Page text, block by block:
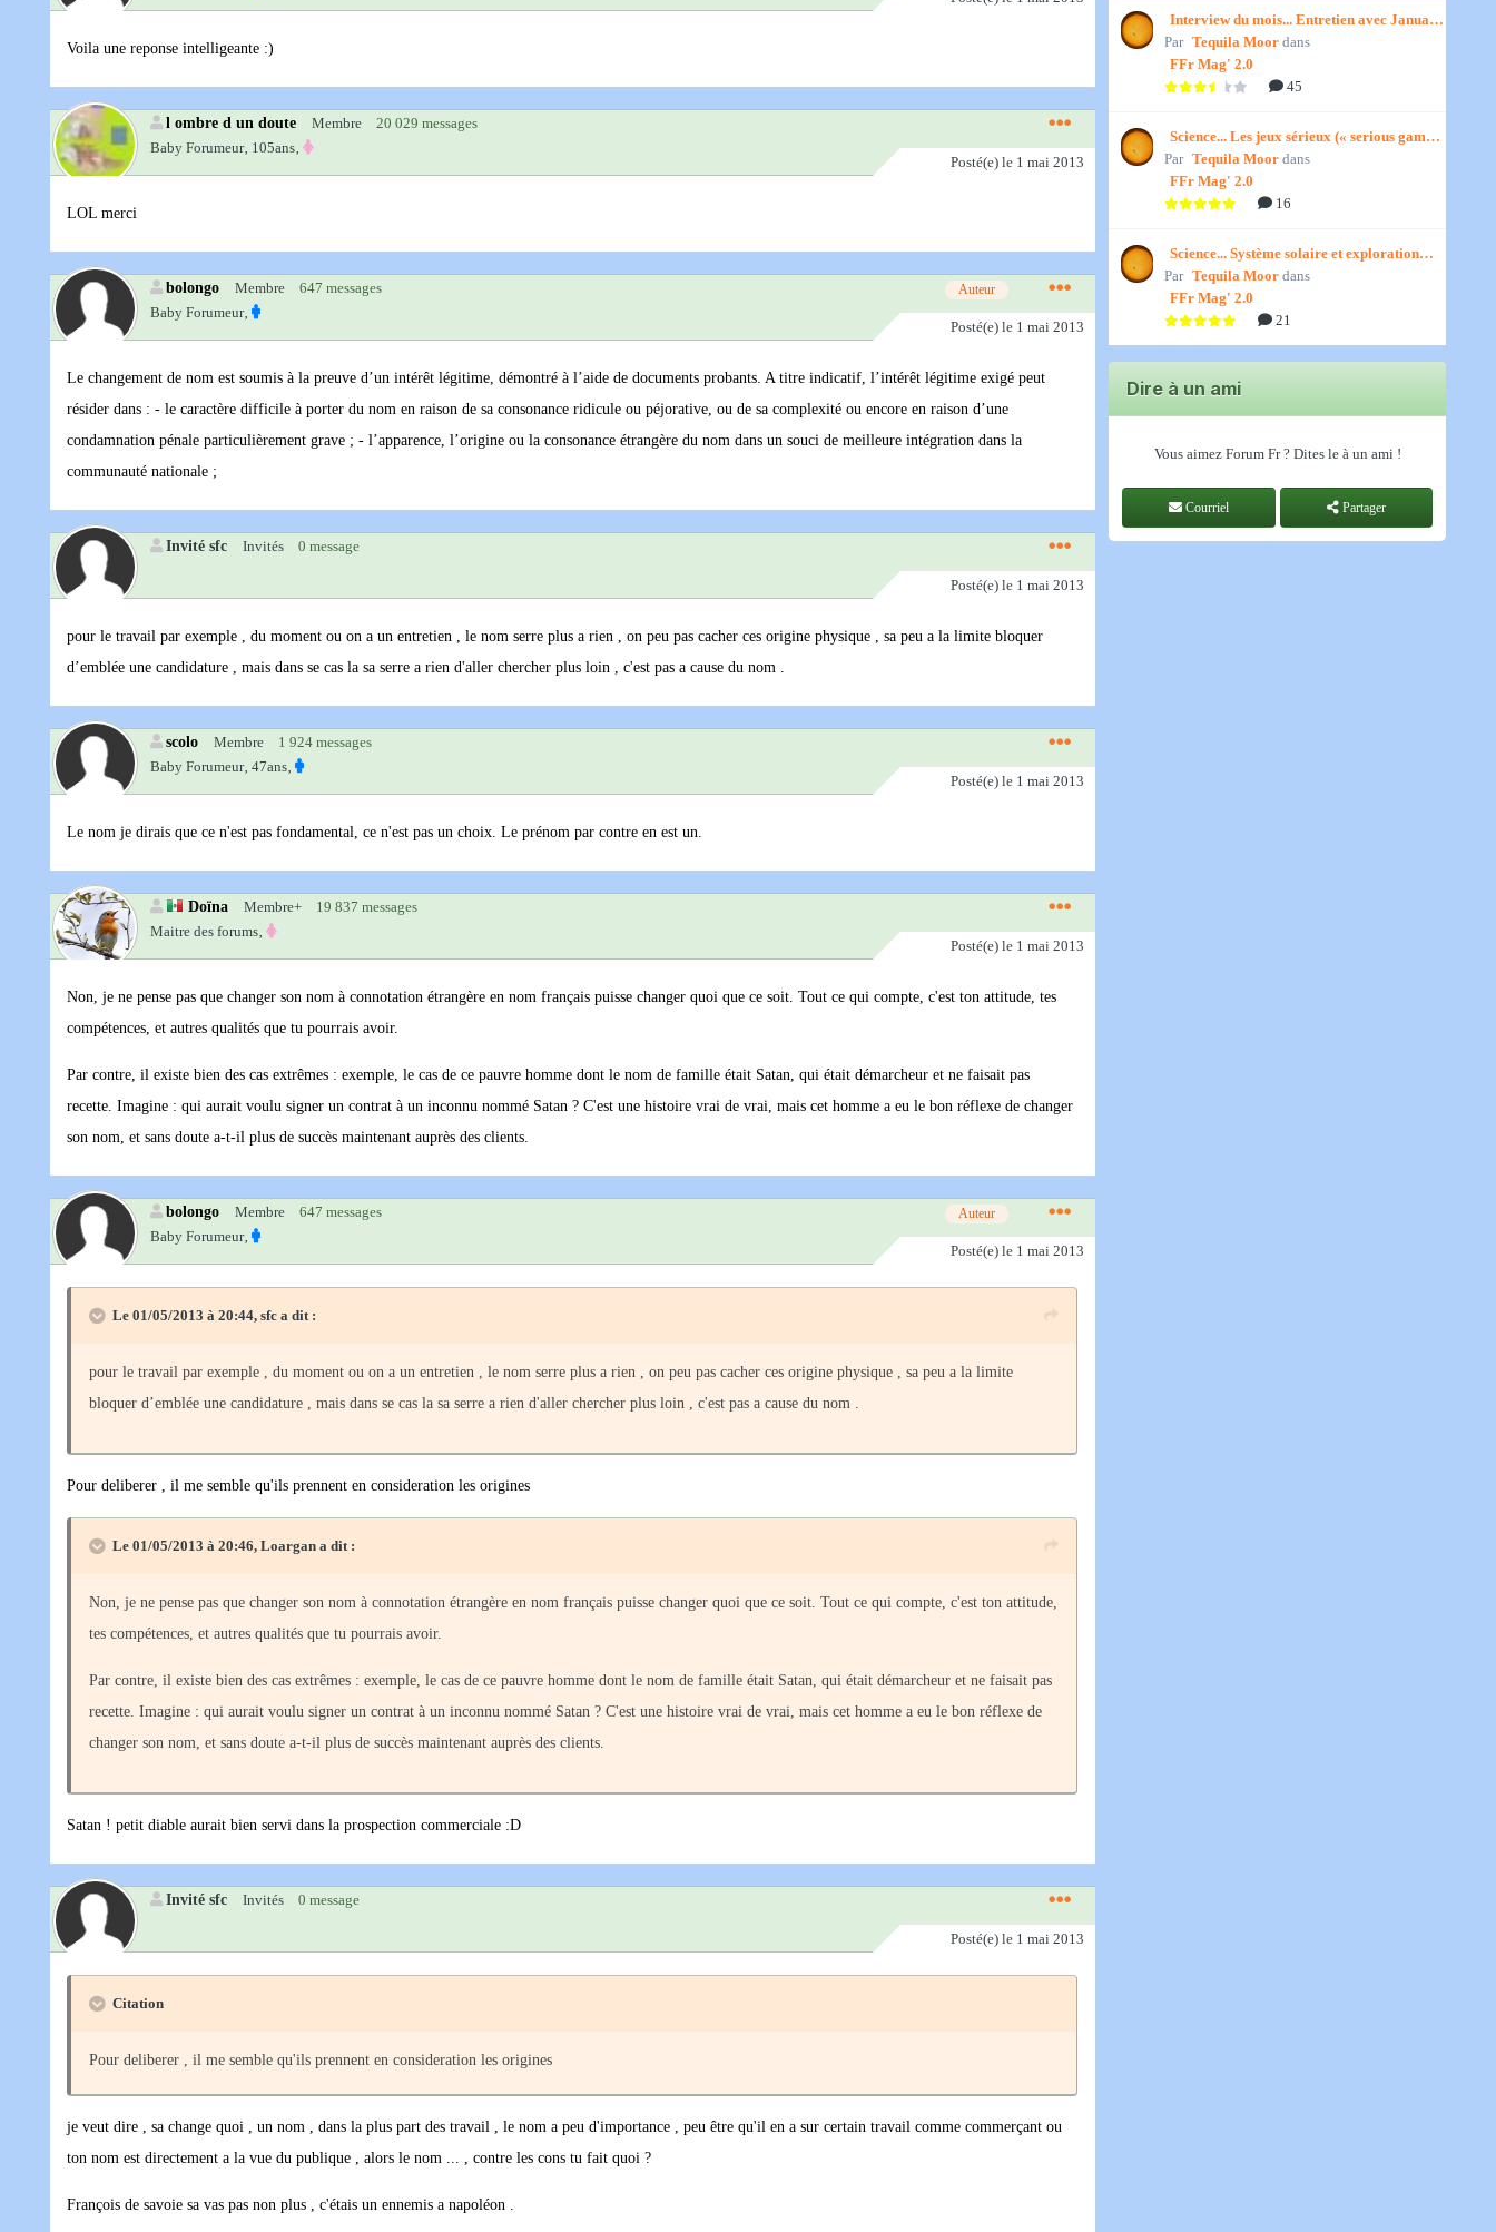
Voila une reponse intelligeante :)
l ombre d un doute Membre
20 029 messages
Baby Forumeur‚ 105ans‚
Posté(e) le 1 mai 2013
LOL merci
bolongo Membre 647 messages Auteur
Baby Forumeur‚
Posté(e) le 1 mai 2013
Le changement de nom est soumis à la preuve d’un intérêt légitime, démontré à l’aide de documents probants. A titre indicatif, l’intérêt légitime exigé peut
résider dans : - le caractère difficile à porter du nom en raison de sa consonance ridicule ou péjorative, ou de sa complexité ou encore en raison d’une
condamnation pénale particulièrement grave ; - l’apparence, l’origine ou la consonance étrangère du nom dans un souci de meilleure intégration dans la
communauté nationale ;
Invité sfc Invités 0 message
Posté(e) le 1 mai 2013
pour le travail par exemple , du moment ou on a un entretien , le nom serre plus a rien , on peu pas cacher ces origine physique , sa peu a la limite bloquer
d’emblée une candidature , mais dans se cas la sa serre a rien d'aller chercher plus loin , c'est pas a cause du nom .
scolo Membre
1 924 messages
Baby Forumeur‚ 47ans‚
Posté(e) le 1 mai 2013
Le nom je dirais que ce n'est pas fondamental, ce n'est pas un choix. Le prénom par contre en est un.
Doïna Membre+
19 837 messages
Maitre des forums‚
Posté(e) le 1 mai 2013
Non, je ne pense pas que changer son nom à connotation étrangère en nom français puisse changer quoi que ce soit. Tout ce qui compte, c'est ton attitude, tes
compétences, et autres qualités que tu pourrais avoir.
Par contre, il existe bien des cas extrêmes : exemple, le cas de ce pauvre homme dont le nom de famille était Satan, qui était démarcheur et ne faisait pas
recette. Imagine : qui aurait voulu signer un contrat à un inconnu nommé Satan ? C'est une histoire vrai de vrai, mais cet homme a eu le bon réflexe de changer
son nom, et sans doute a-t-il plus de succès maintenant auprès des clients.
bolongo Membre 647 messages Auteur
Baby Forumeur‚
Posté(e) le 1 mai 2013
Le 01/05/2013 à 20:44, sfc a dit :
pour le travail par exemple , du moment ou on a un entretien , le nom serre plus a rien , on peu pas cacher ces origine physique , sa peu a la limite
bloquer d’emblée une candidature , mais dans se cas la sa serre a rien d'aller chercher plus loin , c'est pas a cause du nom .
Pour deliberer , il me semble qu'ils prennent en consideration les origines
Le 01/05/2013 à 20:46, Loargan a dit :
Non, je ne pense pas que changer son nom à connotation étrangère en nom français puisse changer quoi que ce soit. Tout ce qui compte, c'est ton attitude,
tes compétences, et autres qualités que tu pourrais avoir.
Par contre, il existe bien des cas extrêmes : exemple, le cas de ce pauvre homme dont le nom de famille était Satan, qui était démarcheur et ne faisait pas
recette. Imagine : qui aurait voulu signer un contrat à un inconnu nommé Satan ? C'est une histoire vrai de vrai, mais cet homme a eu le bon réflexe de
changer son nom, et sans doute a-t-il plus de succès maintenant auprès des clients.
Satan ! petit diable aurait bien servi dans la prospection commerciale :D
Invité sfc Invités 0 message
Posté(e) le 1 mai 2013
Citation
Pour deliberer , il me semble qu'ils prennent en consideration les origines
je veut dire , sa change quoi , un nom , dans la plus part des travail , le nom a peu d'importance , peu être qu'il en a sur certain travail comme commerçant ou
ton nom est directement a la vue du publique , alors le nom ... , contre les cons tu fait quoi ?
François de savoie sa vas pas non plus , c'étais un ennemis a napoléon .
Interview du mois... Entretien avec January,
par Titenath
Par Tequila Moor dans
FFr Mag' 2.0
45
Science... Les jeux sérieux (« serious games
») par Jedino
Par Tequila Moor dans
FFr Mag' 2.0
16
Science... Système solaire et exploration
spatiale, par Jedino
Par Tequila Moor dans
FFr Mag' 2.0
21
Dire à un ami
Vous aimez Forum Fr ? Dites le à un ami !
Courriel Partager